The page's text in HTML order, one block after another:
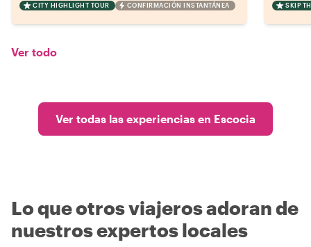
CITY HIGHLIGHT TOUR CONFIRMACIÓN INSTANTÁNEA SKIP
Ver todo
Ver todas las experiencias en Escocia
Lo que otros viajeros adoran de
nuestros expertos locales